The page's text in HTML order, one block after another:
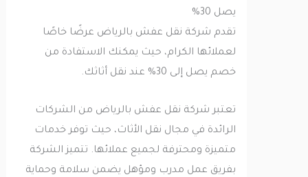
يصل 30%
تقدم شركة نقل عفش بالرياض عرضًا خاصًا
لعملائها الكرام، حيث يمكنك الاستفادة من
خصم يصل إلى 30% عند نقل أثاثك.
تعتبر شركة نقل عفش بالرياض من الشركات
الرائدة في مجال نقل الأثاث، حيث توفر خدمات
متميزة ومحترفة لجميع عملائها. تتميز الشركة
بفريق عمل مدرب ومؤهل يضمن سلامة وحماية